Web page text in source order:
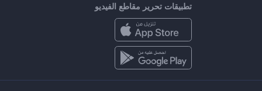
تطبيقات تحرير مقاطع الفيديو